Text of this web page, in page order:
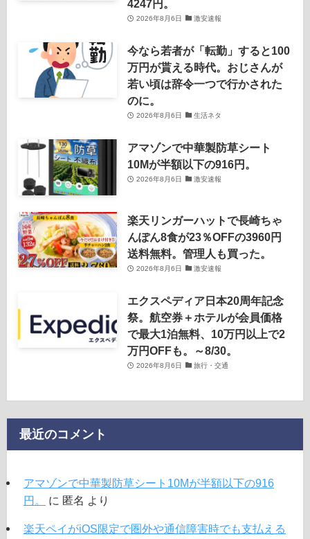
4247円。
2026年8月6日 激安速報
今なら若者が「転勤」すると100
万円が貰える時代。おじさんが
若い頃は辞令一つで行かされた
のに。
2026年8月6日 生活ネタ
アマゾンで中華製防草シート
10Mが半額以下の916円。
2026年8月6日 激安速報
楽天リンガーハットで長崎ちゃ
んぽん8食が23％OFFの3960円
送料無料。管理人も買った。
2026年8月6日 激安速報
エクスペディア日本20周年記念
祭。航空券＋ホテルが会員価格
で最大1泊無料、10万円以上で2
万円OFFも。～8/30。
2026年8月6日 旅行・交通
最近のコメント
アマゾンで中華製防草シート10Mが半額以下の916
円。
に 匿名 より
楽天ペイがiOS限定で圏外や通信障害時でも支払える